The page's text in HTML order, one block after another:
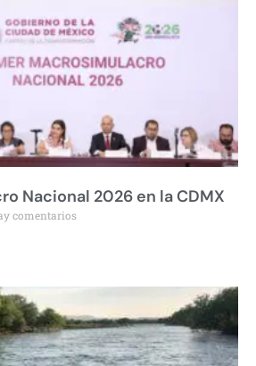
Nacional 2026 en la CDMX
comentarios